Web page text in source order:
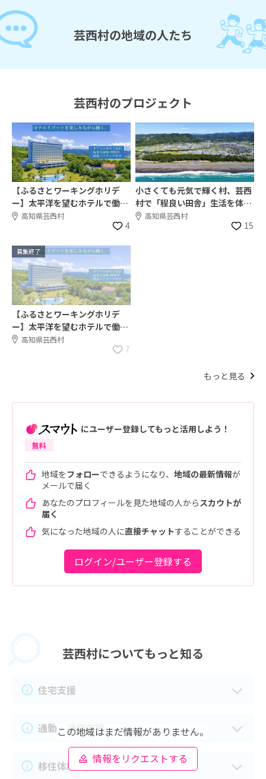
芸西村の地域の人たち
芸西村のプロジェクト
【ふるさとワーキングホリデ
ー】太平洋を望むホテルで働き
ませんか？
高知県芸西村
4
小さくても元気で輝く村、芸西
村で「程良い田舎」生活を体験
しませんか？
高知県芸西村
15
募集終了
【ふるさとワーキングホリデ
ー】太平洋を望むホテルで働き
ませんか？
高知県芸西村
7
もっと見る
にユーザー登録してもっと活用しよう！
無料
地域をフォローできるようになり、 地域の最新情報が
メールで届く
あなたのプロフィールを見た地域の人からスカウトが
届く
気になった地域の人に直接チャットすることができる
ログイン/ユーザー登録する
芸西村についてもっと知る
この地域はまだ情報がありません。
情報をリクエストする
住宅支援
通勤・通学支援
移住体験支援